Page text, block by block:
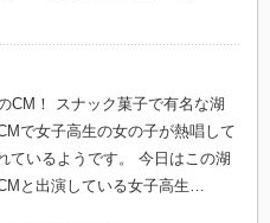
CM！ スナック菓子で有名な湖
で女子高生の女の子が熱唱して
ているようです。 今日はこの湖
と出演している女子高生…